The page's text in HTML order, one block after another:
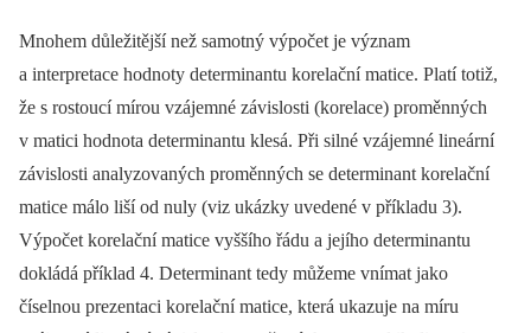
Mnohem důležitější než samotný výpočet je význam
a interpretace hodnoty determinantu korelační matice. Platí totiž,
že s rostoucí mírou vzájemné závislosti (korelace) proměn­ných
v matici hodnota determinantu klesá. Při silné vzájemné lineární
závislosti analyzovaných proměn­ných se determinant korelační
matice málo liší od nuly (viz ukázky uvedené v příkladu 3).
Výpočet korelační matice vyššího řádu a jejího determinantu
dokládá příklad 4. Determinant tedy můžeme vnímat jako
číselnou prezentaci korelační matice, která ukazuje na míru